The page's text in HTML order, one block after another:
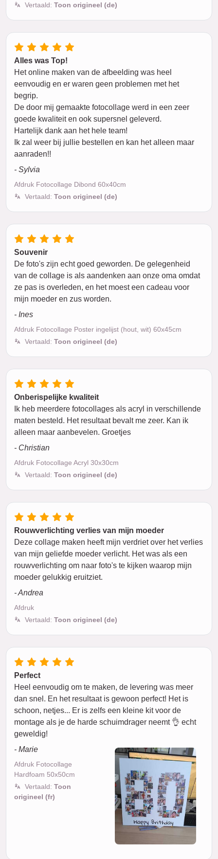
Vertaald: Toon origineel (de)
Alles was Top!
Het online maken van de afbeelding was heel
eenvoudig en er waren geen problemen met het
begrip.
De door mij gemaakte fotocollage werd in een zeer
goede kwaliteit en ook supersnel geleverd.
Hartelijk dank aan het hele team!
Ik zal weer bij jullie bestellen en kan het alleen maar
aanraden!!
- Sylvia
Afdruk Fotocollage Dibond 60x40cm
Vertaald: Toon origineel (de)
Souvenir
De foto's zijn echt goed geworden. De gelegenheid
van de collage is als aandenken aan onze oma omdat
ze pas is overleden, en het moest een cadeau voor
mijn moeder en zus worden.
- Ines
Afdruk Fotocollage Poster ingelijst (hout, wit) 60x45cm
Vertaald: Toon origineel (de)
Onberispelijke kwaliteit
Ik heb meerdere fotocollages als acryl in verschillende
maten besteld. Het resultaat bevalt me zeer. Kan ik
alleen maar aanbevelen. Groetjes
- Christian
Afdruk Fotocollage Acryl 30x30cm
Vertaald: Toon origineel (de)
Rouwverlichting verlies van mijn moeder
Deze collage maken heeft mijn verdriet over het verlies
van mijn geliefde moeder verlicht. Het was als een
rouwverlichting om naar foto's te kijken waarop mijn
moeder gelukkig eruitziet.
- Andrea
Afdruk
Vertaald: Toon origineel (de)
Perfect
Heel eenvoudig om te maken, de levering was meer
dan snel. En het resultaat is gewoon perfect! Het is
schoon, netjes... Er is zelfs een kleine kit voor de
montage als je de harde schuimdrager neemt 👌 echt
geweldig!
- Marie
Afdruk Fotocollage
Hardfoam 50x50cm
Vertaald: Toon
origineel (fr)